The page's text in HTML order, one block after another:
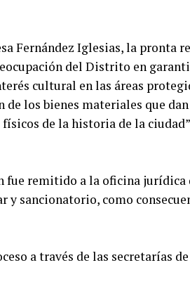
Fernández Iglesias, la pronta
del Distrito en
cultural en las áreas
los bienes materiales que
de la historia de la
fue remitido a la oficina
y sancionatorio, como
a través de las secretarías